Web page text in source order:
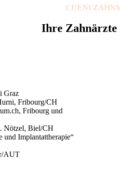
CUENI
Ihre
Graz
Fribourg/CH
Fribourg und
Nötzel, Biel/CH
und Implantattherapie“
AUT